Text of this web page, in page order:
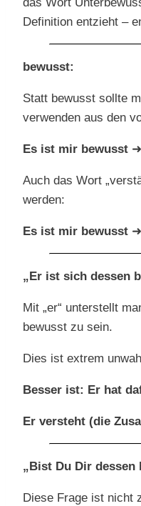
Definition entzieht –
bewusst:
Statt bewusst sollte
verwenden aus den
Es ist mir bewusst ➜
Auch das Wort
werden:
Es ist mir bewusst ➜
„Er ist sich dessen
Mit „er“ unterstellt
bewusst zu sein.
Dies ist extrem
Besser ist: Er hat
Er versteht (die
„Bist Du Dir dessen
Diese Frage ist nicht